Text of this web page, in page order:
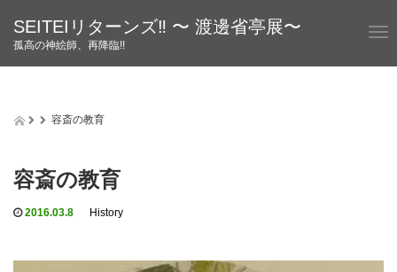
T
g
i
SEITEIリターンズ‼︎ 〜 渡邊省亭展〜
孤高の神絵師、再降臨!!
容斎の教育
容斎の教育
2016.03.8 History